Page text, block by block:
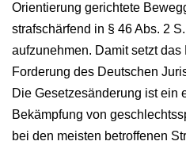
Orientierung gerichtete
strafschärfend in § 46 Abs. 2
aufzunehmen. Damit setzt
Forderung des Deutschen
Die Gesetzesänderung ist ein
Bekämpfung von
bei den meisten betroffenen